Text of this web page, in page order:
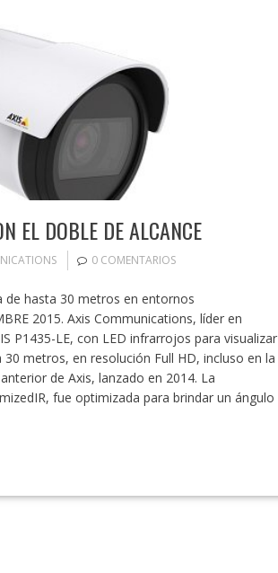
EL DOBLE DE ALCANCE
0 COMENTARIOS
de hasta 30 metros en entornos
2015. Axis Communications, líder en
P1435-LE, con LED infrarrojos para visualizar
metros, en resolución Full HD, incluso en la
de Axis, lanzado en 2014. La
fue optimizada para brindar un ángulo